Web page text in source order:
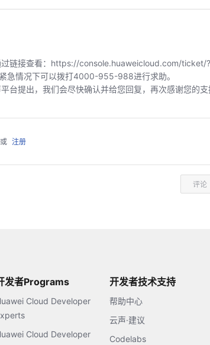
过链接查看：https://console.huaweicloud.com/ticket/
情况下可以拨打4000-955-988进行求助。
台提出，我们会尽快确认并给您回复，再次感谢您的支
或 注册
评论
发者Programs
Cloud Developer
Cloud Developer
开发者技术支持
帮助中心
云声·建议
Codelabs